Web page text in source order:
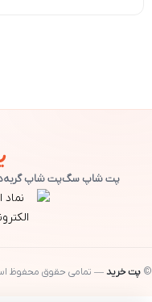
پت شاپ سگپت شاپ گربه
© پت خرید— تمامی حقوق محفوظ